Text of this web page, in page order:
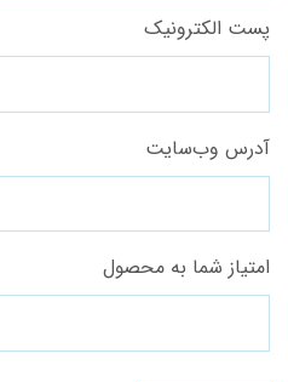
پست الکترونیک
آدرس وب‌سایت
امتیاز شما به محصول